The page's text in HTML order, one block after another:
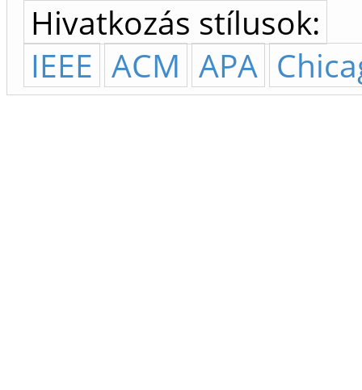
Hivatkozás stílusok:
IEEE ACM APA